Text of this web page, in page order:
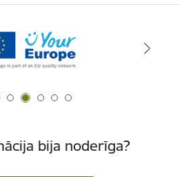
bija noderīga?